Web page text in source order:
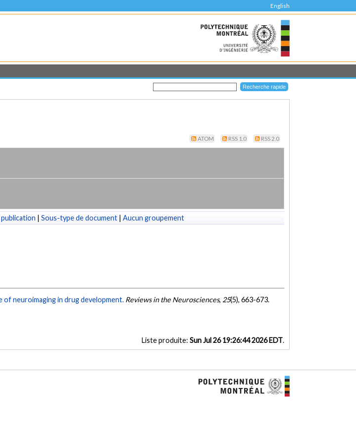
English
ATOM RSS 1.0 RSS 2.0
| Sous-type de document | Aucun groupement
of neuroimaging in drug development. Reviews in the Neurosciences, 25(5), 663-673.
Liste produite: Sun Jul 26 19:26:44 2026 EDT.